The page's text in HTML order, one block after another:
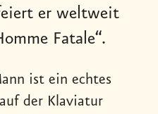
er weltweit
Fatale“.
ist ein echtes
der Klaviatur